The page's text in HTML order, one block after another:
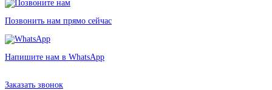
Позвонить нам прямо сейчас
Напишите нам в WhatsApp
Заказать звонок